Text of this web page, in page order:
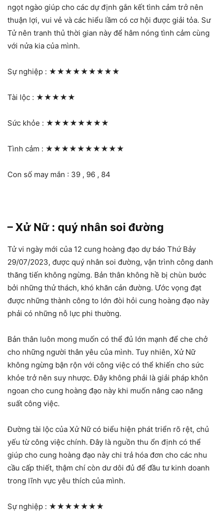
ngọt ngào giúp cho các dự định gắn kết tình cảm trở nên
thuận lợi, vui vẻ và các hiểu lầm có cơ hội được giải tỏa. Sư
Tử nên tranh thủ thời gian này để hâm nóng tình cảm cùng
với nửa kia của mình.
Sự nghiệp : ★★★★★★★★★
Tài lộc : ★★★★★
Sức khỏe : ★★★★★★★★
Tình cảm : ★★★★★★★★★★
Con số may mắn : 39 , 96 , 84
– Xử Nữ : quý nhân soi đường
Tử vi ngày mới của 12 cung hoàng đạo dự báo Thứ Bảy
29/07/2023, được quý nhân soi đường, vận trình công danh
thăng tiến không ngừng. Bản thân không hề bị chùn bước
bởi những thử thách, khó khăn cản đường. Ước vọng đạt
được những thành công to lớn đòi hỏi cung hoàng đạo này
phải có những nỗ lực phi thường.
Bản thân luôn mong muốn có thể đủ lớn mạnh để che chở
cho những người thân yêu của mình. Tuy nhiên, Xử Nữ
không ngừng bận rộn với công việc có thể khiến cho sức
khỏe trở nên suy nhược. Đây không phải là giải pháp khôn
ngoan cho cung hoàng đạo này khi muốn nâng cao năng
suất công việc.
Đường tài lộc của Xử Nữ có biểu hiện phát triển rõ rệt, chủ
yếu từ công việc chính. Đây là nguồn thu ổn định có thể
giúp cho cung hoàng đạo này chi trả hóa đơn cho các nhu
cầu cấp thiết, thậm chí còn dư dôi đủ để đầu tư kinh doanh
trong lĩnh vực yêu thích của mình.
Sự nghiệp : ★★★★★★★